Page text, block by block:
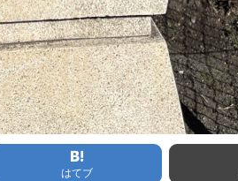
はてブ